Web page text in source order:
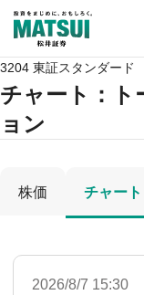
3204 東証スタンダード
チャート：
ョン
株価 チャート
2026/8/7 15:30